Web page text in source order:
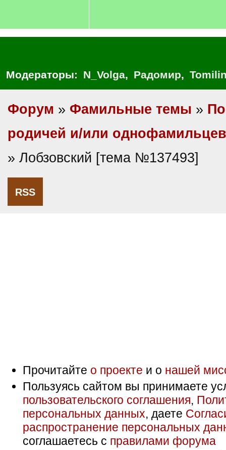
Модераторы: N_Volga, Радомир,
Форум » Фамильные темы »
родичей и/или однофамильцев
» Лобзовский [тема №137493]
RSS
Прочитайте о проекте и о нашей
Пользуясь сайтом вы принимаете
пользовательского соглашения,
персональных данных, даете
распространение персональных
соглашаетесь с правилами форума